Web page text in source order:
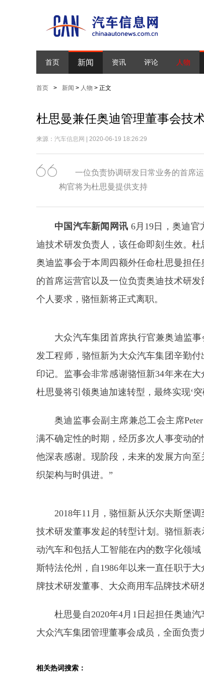
首页 新闻 资讯 评论 人物
首页 > 新闻 > 人物 > 正文
杜思曼兼任奥迪管理董事会技
来源： 汽车信息网 | 2020-06-19 18:26:29
一位负责协调研发日常业务的首席
构官将为杜思曼提供支持
中国汽车新闻网讯 6月19日，奥迪
迪技术研发负责人，该任命即刻生效。
奥迪监事会于本周四额外任命杜思曼担
的首席运营官以及一位负责奥迪技术研
个人要求，骆恒新将正式离职。
大众汽车集团首席执行官兼奥迪监
发工程师，骆恒新为大众汽车集团辛勤
印记。监事会非常感谢骆恒新34年来在
杜思曼将引领奥迪加速转型，最终实现‘
奥迪监事会副主席兼总工会主席
满不确定性的时期，经历多次人事变动
他深表感谢。现阶段，未来的发展方向
织架构与时俱进。”
2018年11月，骆恒新从沃尔夫斯堡
技术研发董事发起的转型计划。骆恒新
动汽车和包括人工智能在内的数字化领
斯特法伦州，自1986年以来一直任职于
牌技术研发董事、大众商用车品牌技术研
杜思曼自2020年4月1日起担任奥迪
大众汽车集团管理董事会成员，全面负责
相关热词搜索：